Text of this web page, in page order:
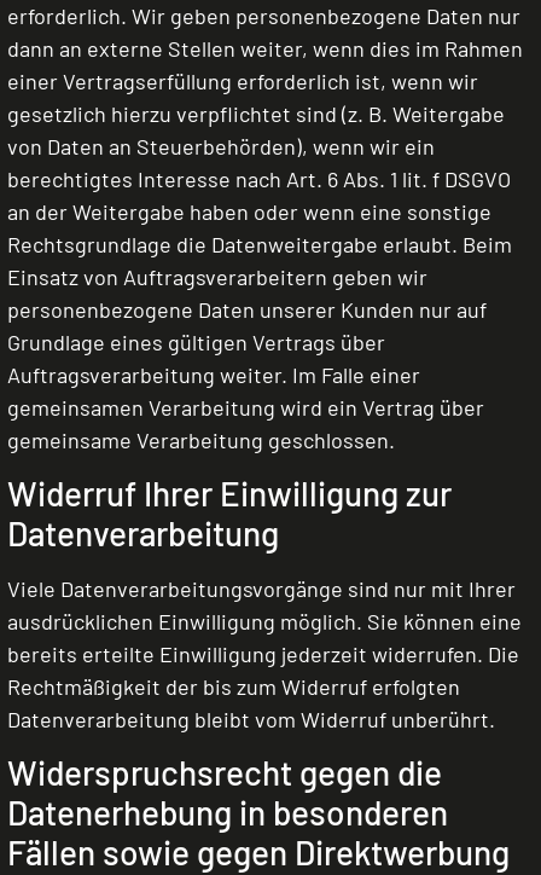
erforderlich. Wir geben personenbezogene Daten nur
dann an externe Stellen weiter, wenn dies im Rahmen
einer Vertragserfüllung erforderlich ist, wenn wir
gesetzlich hierzu verpflichtet sind (z. B. Weitergabe
von Daten an Steuerbehörden), wenn wir ein
berechtigtes Interesse nach Art. 6 Abs. 1 lit. f DSGVO
an der Weitergabe haben oder wenn eine sonstige
Rechtsgrundlage die Datenweitergabe erlaubt. Beim
Einsatz von Auftragsverarbeitern geben wir
personenbezogene Daten unserer Kunden nur auf
Grundlage eines gültigen Vertrags über
Auftragsverarbeitung weiter. Im Falle einer
gemeinsamen Verarbeitung wird ein Vertrag über
gemeinsame Verarbeitung geschlossen.
Widerruf Ihrer Einwilligung zur
Datenverarbeitung
Viele Datenverarbeitungsvorgänge sind nur mit Ihrer
ausdrücklichen Einwilligung möglich. Sie können eine
bereits erteilte Einwilligung jederzeit widerrufen. Die
Rechtmäßigkeit der bis zum Widerruf erfolgten
Datenverarbeitung bleibt vom Widerruf unberührt.
Widerspruchsrecht gegen die
Datenerhebung in besonderen
Fällen sowie gegen Direktwerbung